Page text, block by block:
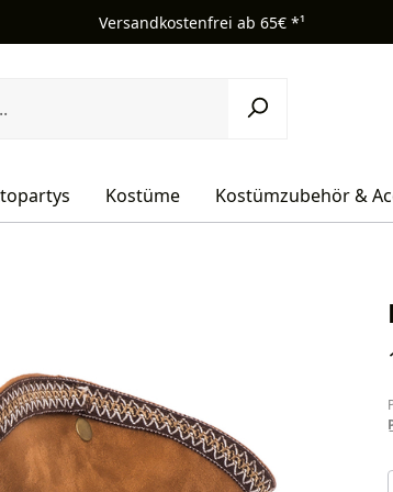
Versandkostenfrei ab 65€ *¹
Kostüme Kostümzubehör &